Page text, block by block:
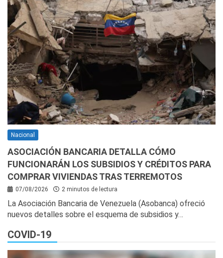
Nacional
ASOCIACIÓN BANCARIA DETALLA CÓMO
FUNCIONARÁN LOS SUBSIDIOS Y CRÉDITOS PARA
COMPRAR VIVIENDAS TRAS TERREMOTOS
07/08/2026 2 minutos de lectura
La Asociación Bancaria de Venezuela (Asobanca) ofreció
nuevos detalles sobre el esquema de subsidios y…
COVID-19